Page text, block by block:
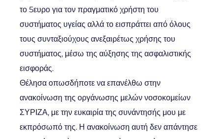
το 5ευρο για τον πραγματικό χρήστη του
συστήματος υγείας αλλά το εισπράττει από όλους
τους συνταξιούχους ανεξαιρέτως χρήσης του
συστήματος, μέσω της αύξησης της ασφαλιστικής
εισφοράς.
Θέλησα οπωσδήποτε να επανέλθω στην
ανακοίνωση της οργάνωσης μελών νοσοκομείων
ΣΥΡΙΖΑ, με την ευκαιρία της συνάντησής μου με
εκπρόσωπό της. Η ανακοίνωση αυτή δεν απάντησε